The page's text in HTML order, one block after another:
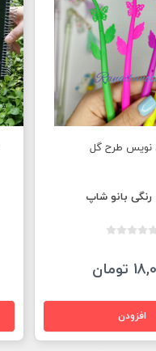
مناسب بولت ژورنال
رنگی بانو شاپ
تومان